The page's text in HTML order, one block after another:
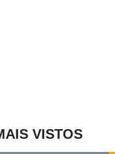
VISTOS